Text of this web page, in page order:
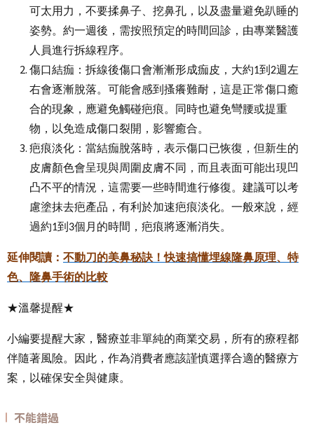
可太用力，不要揉鼻子、挖鼻孔，以及盡量避免趴睡的
姿勢。約一週後，需按照預定的時間回診，由專業醫護
人員進行拆線程序。
傷口結痂：拆線後傷口會漸漸形成痂皮，大約1到 2週左
右會逐漸脫落。可能會感到搔癢難耐，這是正常傷口癒
合的現象，應避免觸碰疤痕。同時也避免彎腰或提重
物，以免造成傷口裂開，影響癒合。
疤痕淡化：當結痂脫落時，表示傷口已恢復，但新生的
皮膚顏色會呈現與周圍皮膚不同，而且表面可能出現凹
凸不平的情況，這需要一些時間進行修復。建議可以考
慮塗抹去疤產品，有利於加速疤痕淡化。一般來說，經
過約1到 3個月的時間，疤痕將逐漸消失。
延伸閱讀： 不動刀的美鼻秘訣！快速搞懂埋線隆鼻原理、特
色、隆鼻手術的比較
★溫馨提醒★
小編要提醒大家，醫療並非單純的商業交易，所有的療程都
伴隨著風險。因此，作為消費者應該謹慎選擇合適的醫療方
案，以確保安全與健康。
不能錯過